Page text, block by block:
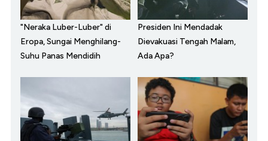
"Neraka Luber-Luber" di
Eropa, Sungai Menghilang-
Suhu Panas Mendidih
Presiden Ini Mendadak
Dievakuasi Tengah Malam,
Ada Apa?